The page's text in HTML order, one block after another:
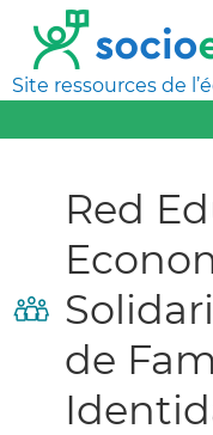
Site ressources de
Red
de